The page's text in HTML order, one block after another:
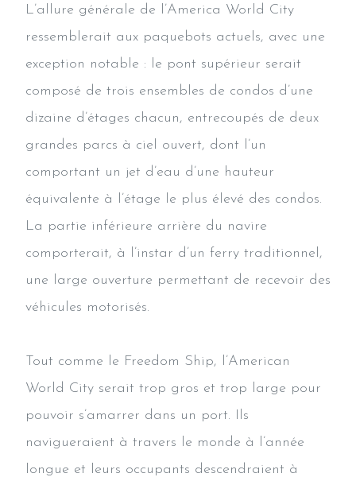
L’allure générale de l’America World City
ressemblerait aux paquebots actuels, avec une
exception notable : le pont supérieur serait
composé de trois ensembles de condos d’une
dizaine d’étages chacun, entrecoupés de deux
grandes parcs à ciel ouvert, dont l’un
comportant un jet d’eau d’une hauteur
équivalente à l’étage le plus élevé des condos.
La partie inférieure arrière du navire
comporterait, à l’instar d’un ferry traditionnel,
une large ouverture permettant de recevoir des
véhicules motorisés.
Tout comme le Freedom Ship, l’American
World City serait trop gros et trop large pour
pouvoir s’amarrer dans un port. Ils
navigueraient à travers le monde à l’année
longue et leurs occupants descendraient à